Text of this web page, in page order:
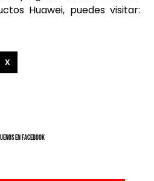
Huawei, puedes visitar:
X
EN FACEBOOK